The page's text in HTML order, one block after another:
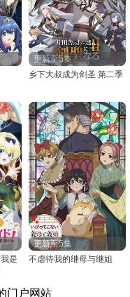
更新至5集
乡下大叔成为剑圣 第二季
是
更新至5集
不虐待我的继母与继姐
门户网站